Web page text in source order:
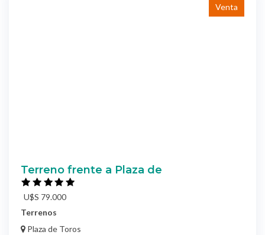
Venta
Terreno frente a Plaza de
U$S 79.000
Terrenos
Plaza de Toros